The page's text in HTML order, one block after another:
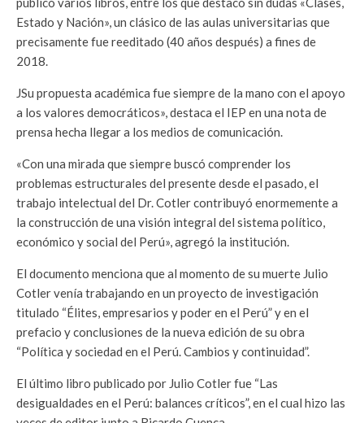
Estado y Nación», un clásico de las aulas universitarias que
precisamente fue reeditado (40 años después) a fines de
2018.
JSu propuesta académica fue siempre de la mano con el apoyo
a los valores democráticos», destaca el IEP en una nota de
prensa hecha llegar a los medios de comunicación.
«Con una mirada que siempre buscó comprender los
problemas estructurales del presente desde el pasado, el
trabajo intelectual del Dr. Cotler contribuyó enormemente a
la construcción de una visión integral del sistema político,
económico y social del Perú», agregó la institución.
El documento menciona que al momento de su muerte Julio
Cotler venía trabajando en un proyecto de investigación
titulado “Élites, empresarios y poder en el Perú” y en el
prefacio y conclusiones de la nueva edición de su obra
“Política y sociedad en el Perú. Cambios y continuidad”.
El último libro publicado por Julio Cotler fue “Las
desigualdades en el Perú: balances críticos”, en el cual hizo las